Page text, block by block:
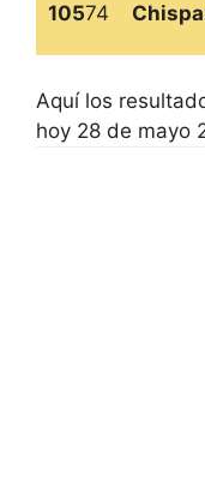
10574
Aquí los
hoy 28 de mayo